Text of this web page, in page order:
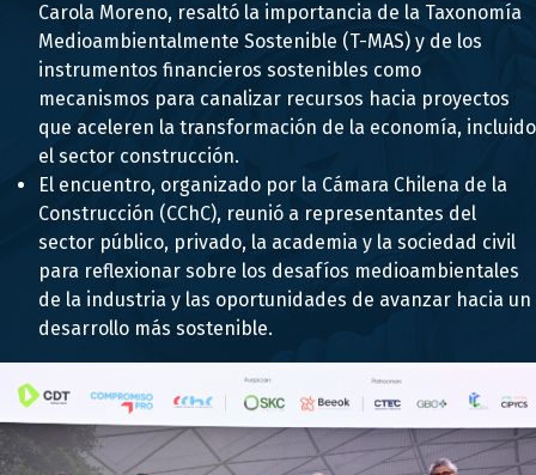
Carola Moreno, resaltó la importancia de la Taxonomía
Medioambientalmente Sostenible (T-MAS) y de los
instrumentos financieros sostenibles como
mecanismos para canalizar recursos hacia proyectos
que aceleren la transformación de la economía, incluido
el sector construcción.
El encuentro, organizado por la Cámara Chilena de la
Construcción (CChC), reunió a representantes del
sector público, privado, la academia y la sociedad civil
para reflexionar sobre los desafíos medioambientales
de la industria y las oportunidades de avanzar hacia un
desarrollo más sostenible.